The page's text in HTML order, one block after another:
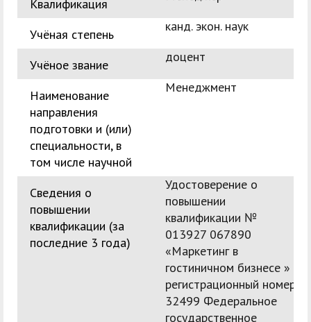
Квалификация
Учёная степень
канд. экон. наук
Учёное звание
доцент
Наименование
направления
подготовки и (или)
специальности, в
том числе научной
Менеджмент
Сведения о
повышении
квалификации (за
последние 3 года)
Удостоверение о
повышении
квалификации №
013927 067890
«Маркетинг в
гостиничном бизнесе »
регистрационный номер
32499 Федеральное
государственное